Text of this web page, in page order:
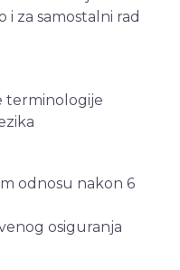
i za samostalni rad
terminologije
odnosu nakon 6
osiguranja